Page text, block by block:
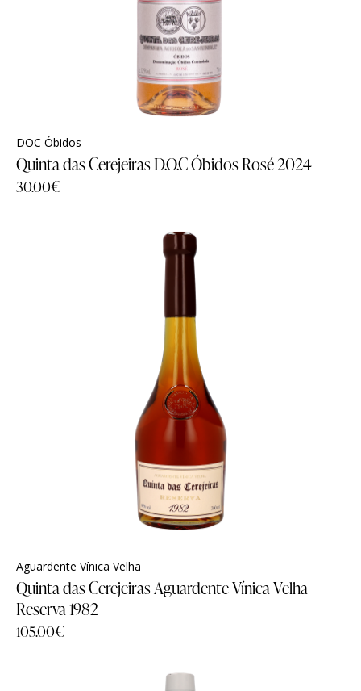
DOC Óbidos
Quinta das Cerejeiras D.O.C Óbidos Rosé 2024
30.00€
Aguardente Vínica Velha
Quinta das Cerejeiras Aguardente Vínica Velha
Reserva 1982
105.00€